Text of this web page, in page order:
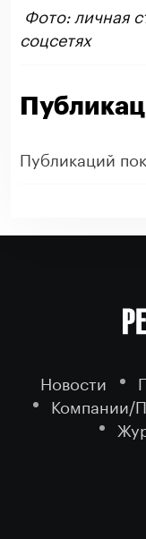
Фото: личная
соцсетях
Публикаций
Новости
Компании/